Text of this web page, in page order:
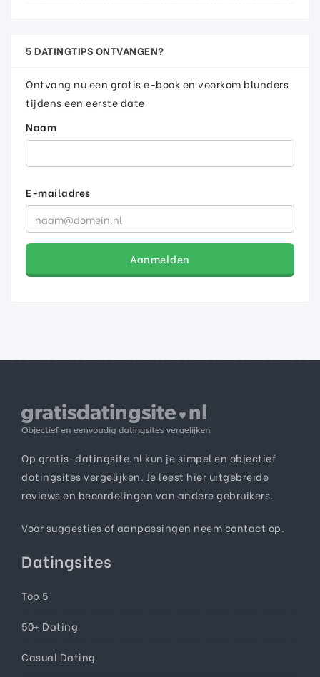
5 DATINGTIPS ONTVANGEN?
Ontvang nu een gratis e-book en voorkom blunders
tijdens een eerste date
Naam
E-mailadres
Aanmelden
Op gratis-datingsite.nl kun je simpel en objectief
datingsites vergelijken. Je leest hier uitgebreide
reviews en beoordelingen van andere gebruikers.
Voor suggesties of aanpassingen neemcontact op.
Datingsites
Top 5
50+ Dating
Casual Dating